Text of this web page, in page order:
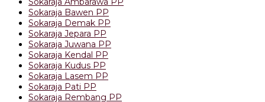
Sokaraja Bawen PP
Sokaraja Demak PP
Sokaraja Jepara PP
Sokaraja Juwana PP
Sokaraja Kendal PP
Sokaraja Kudus PP
Sokaraja Lasem PP
Sokaraja Pati PP
Sokaraja Rembang PP